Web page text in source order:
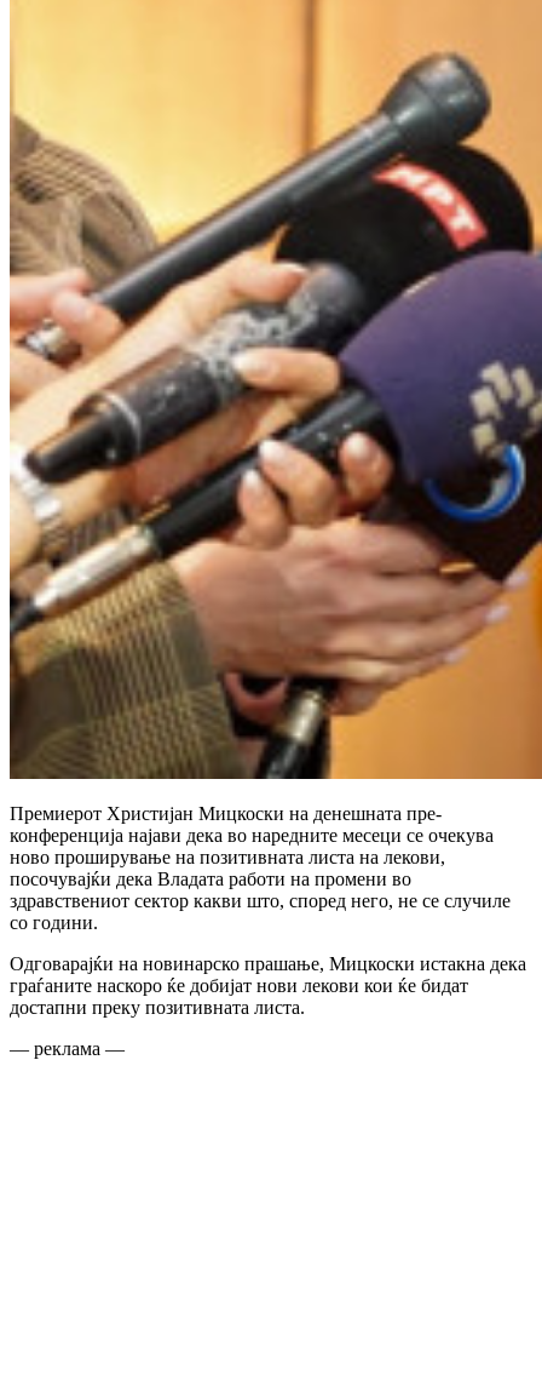
Премиерот Христијан Мицкоски на денешната пре-
конференција најави дека во наредните месеци се очекува
ново проширување на позитивната листа на лекови,
посочувајќи дека Владата работи на промени во
здравствениот сектор какви што, според него, не се случиле
со години.
Одговарајќи на новинарско прашање, Мицкоски истакна дека
граѓаните наскоро ќе добијат нови лекови кои ќе бидат
достапни преку позитивната листа.
— реклама —